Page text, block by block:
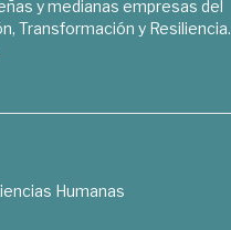
y medianas empresas del
Transformación y Resiliencia.
Humanas